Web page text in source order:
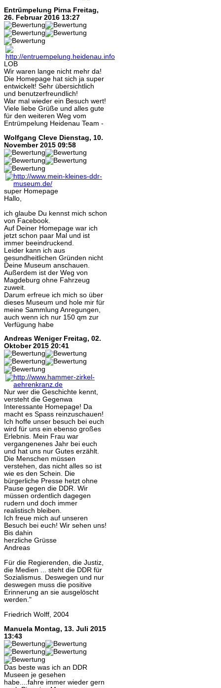
Entrümpelung Pirna Freitag,
26. Februar 2016 13:27
LOB
Wir waren lange nicht mehr da!
Die Homepage hat sich ja super
entwickelt! Sehr übersichtlich
und benutzerfreundlich!
War mal wieder ein Besuch wert!
Viele liebe Grüße und alles gute
für den weiteren Weg vom
Entrümpelung Heidenau Team -
Wolfgang Cleve Dienstag, 10.
November 2015 09:58
super Homepage
Hallo,
ich glaube Du kennst mich schon
von Facebook.
Auf Deiner Homepage war ich
jetzt schon paar Mal und ist
immer beeindruckend.
Leider kann ich aus
gesundheitlichen Gründen nicht
Deine Museum anschauen.
Außerdem ist der Weg von
Magdeburg ohne Fahrzeug
zuweit.
Darum erfreue ich mich so über
dieses Museum und hole mir für
meine Sammlung Anregungen,
auch wenn ich nur 150 qm zur
Verfügung habe
Andreas Weniger Freitag, 02.
Oktober 2015 20:41
Nur wer die Geschichte kennt,
versteht die Gegenwa
Interessante Homepage! Da
macht es Spass reinzuschauen!
Ich hoffe unser besuch bei euch
wird für uns ein ebenso großes
Erlebnis. Mein Frau war
vergangenenes Jahr bei euch
und hat uns nur Gutes erzählt.
Die Menschen müssen
verstehen, das nicht alles so ist
wie es den Schein. Die
bürgerliche Presse hetzt ohne
Pause gegen die DDR. Wir
müssen ordentlich dagegen
rudern und doch immer
realistisch bleiben.
Ich freue mich auf unseren
Besuch bei euch! Wir sehen uns!
Bis dahin
herzliche Grüsse
Andreas
Für die Regierenden, die Justiz,
die Medien ... steht die DDR für
Sozialismus. Deswegen und nur
deswegen muss die positive
Erinnerung an sie ausgelöscht
werden."
Friedrich Wolff, 2004
Manuela Montag, 13. Juli 2015
13:43
Das beste was ich an DDR
Museen je gesehen
habe....fahre immer wieder gern